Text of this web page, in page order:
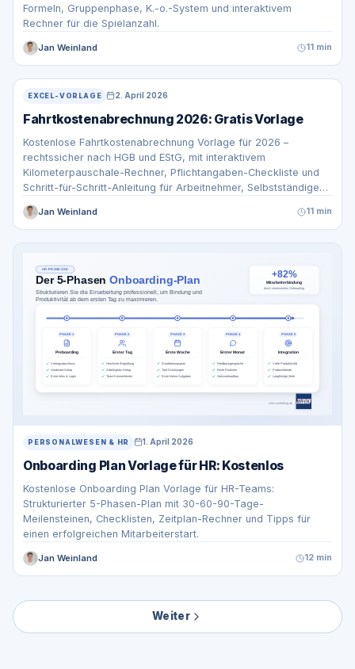
Formeln, Gruppenphase, K.-o.-System und interaktivem
Rechner für die Spielanzahl.
Jan Weinland 11 min
EXCEL-VORLAGE 2. April 2026
Fahrtkostenabrechnung 2026: Gratis Vorlage
Kostenlose Fahrtkostenabrechnung Vorlage für 2026 –
rechtssicher nach HGB und EStG, mit interaktivem
Kilometerpauschale-Rechner, Pflichtangaben-Checkliste und
Schritt-für-Schritt-Anleitung für Arbeitnehmer, Selbstständige
und Unternehmen.
Jan Weinland 11 min
PERSONALWESEN & HR 1. April 2026
Onboarding Plan Vorlage für HR: Kostenlos
Kostenlose Onboarding Plan Vorlage für HR-Teams:
Strukturierter 5-Phasen-Plan mit 30-60-90-Tage-
Meilensteinen, Checklisten, Zeitplan-Rechner und Tipps für
einen erfolgreichen Mitarbeiterstart.
Jan Weinland 12 min
Weiter